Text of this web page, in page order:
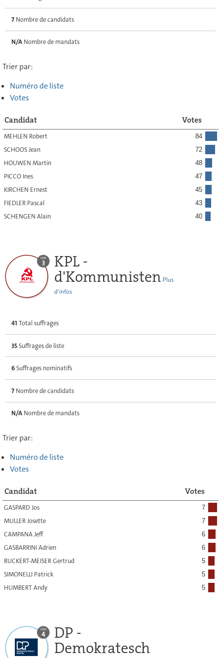
7Nombre de candidats
N/ANombre de mandats
Trier par:
Numéro de liste
Votes
Candidat Votes
MEHLEN Robert 84
SCHOOS Jean 72
HOUWEN Martin 48
PICCO Ines 47
KIRCHEN Ernest 45
FIEDLER Pascal 43
SCHENGEN Alain 40
KPL -
d'Kommunisten Plus
d’infos
41 Total suffrages
35Suffrages de liste
6Suffrages nominatifs
7Nombre de candidats
N/ANombre de mandats
Trier par:
Numéro de liste
Votes
Candidat Votes
GASPARD Jos 7
MULLER Josette 7
CAMPANA Jeff 6
GASBARRINI Adrien 6
RUCKERT-MEISER Gertrud 5
SIMONELLI Patrick 5
HUMBERT Andy 5
DP -
Demokratesch